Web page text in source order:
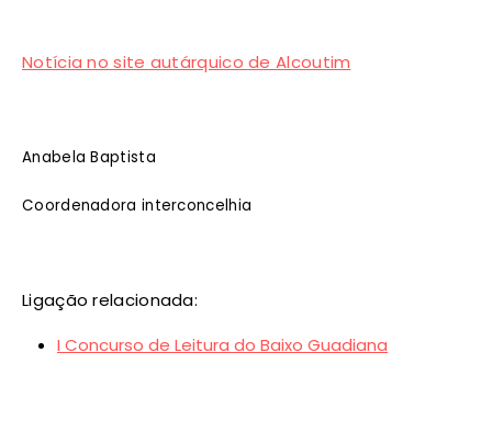
Notícia no site autárquico de Alcoutim
Anabela Baptista
Coordenadora interconcelhia
Ligação relacionada:
I Concurso de Leitura do Baixo Guadiana